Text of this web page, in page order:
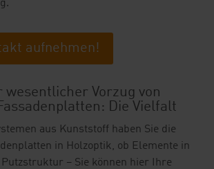
aufnehmen!
wesentlicher Vorzug von
Die Vielfalt
aus Kunststoff haben Sie die
in Holzoptik, ob Elemente in
– Sie können hier Ihre